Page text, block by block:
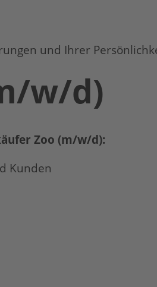
und Ihrer
w/d)
Zoo (m/w/d):
Kunden